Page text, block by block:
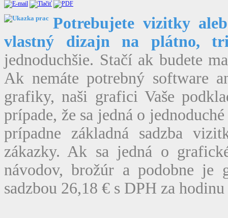
Potrebujete vizitky
vlastný dizajn na plátno,
jednoduchšie. Stačí ak budete
Ak nemáte potrebný software
grafiky, naši grafici Vaše
prípade, že sa jedná o
prípadne základná sadzba
zákazky. Ak sa jedná o
návodov, brožúr a podobne je
sadzbou 26,18 € s DPH za